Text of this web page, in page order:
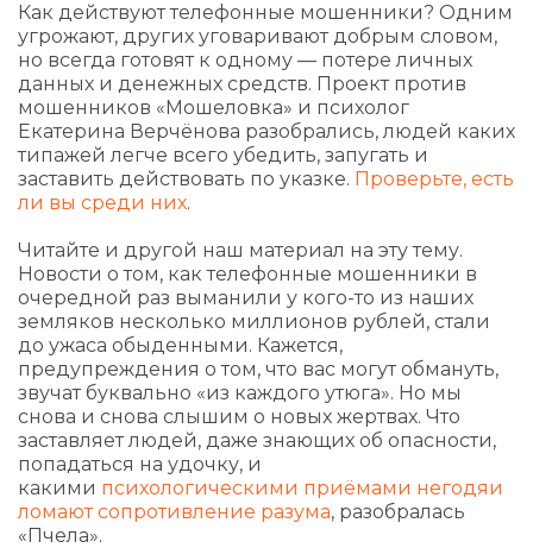
Как действуют телефонные мошенники? Одним
угрожают, других уговаривают добрым словом,
но всегда готовят к одному — потере личных
данных и денежных средств. Проект против
мошенников «Мошеловка» и психолог
Екатерина Верчёнова разобрались, людей каких
типажей легче всего убедить, запугать и
заставить действовать по указке. Проверьте, есть
ли вы среди них.
Читайте и другой наш материал на эту тему.
Новости о том, как телефонные мошенники в
очередной раз выманили у кого-то из наших
земляков несколько миллионов рублей, стали
до ужаса обыденными. Кажется,
предупреждения о том, что вас могут обмануть,
звучат буквально «из каждого утюга». Но мы
снова и снова слышим о новых жертвах. Что
заставляет людей, даже знающих об опасности,
попадаться на удочку, и
какими психологическими приёмами негодяи
ломают сопротивление разума, разобралась
«Пчела».